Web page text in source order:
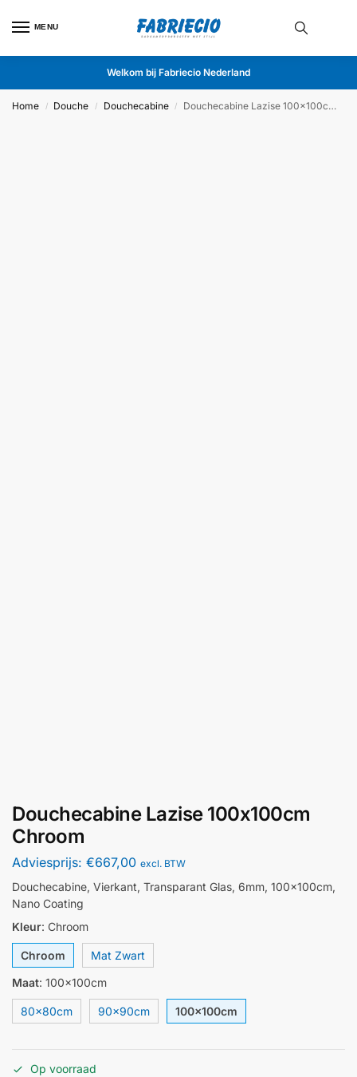
MENU
Welkom bij Fabriecio Nederland
Home / Douche / Douchecabine / Douchecabine Lazise 100x100cm Chroom
Douchecabine Lazise 100x100cm
Chroom
Adviesprijs: €667,00 excl. BTW
Douchecabine, Vierkant, Transparant Glas, 6mm, 100x100cm,
Nano Coating
Kleur: Chroom
Chroom
Mat Zwart
Maat: 100x100cm
80x80cm 90x90cm 100x100cm
Op voorraad